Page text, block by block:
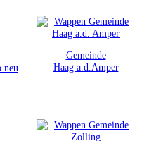
Gemeinde
Haag a.d.Amper